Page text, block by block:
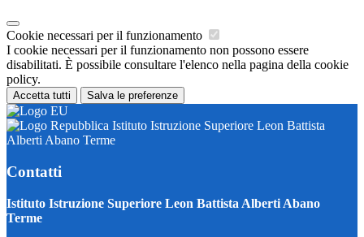
Cookie necessari per il funzionamento
I cookie necessari per il funzionamento non possono essere
disabilitati. È possibile consultare l'elenco nella pagina della cookie
policy.
Accetta tutti Salva le preferenze
Istituto Istruzione Superiore Leon Battista
Alberti Abano Terme
Contatti
Istituto Istruzione Superiore Leon Battista Alberti Abano
Terme